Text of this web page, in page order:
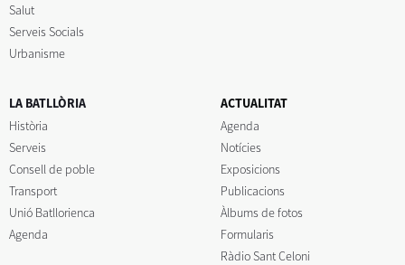
Salut
Serveis Socials
Urbanisme
LA BATLLÒRIA
Història
Serveis
Consell de poble
Transport
Unió Batllorienca
Agenda
ACTUALITAT
Agenda
Notícies
Exposicions
Publicacions
Àlbums de fotos
Formularis
Ràdio Sant Celoni